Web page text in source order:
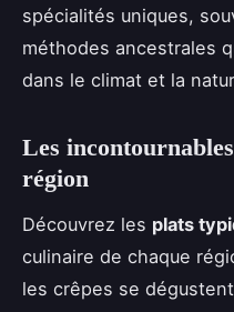
spécialités uniques,
méthodes ancestrales
dans le climat et la
Les
région
Découvrez les plats
culinaire de chaque
les crêpes se